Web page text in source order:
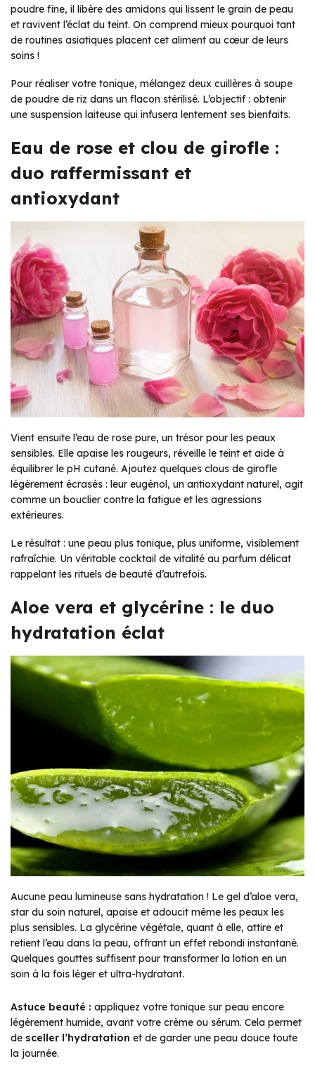
poudre fine, il libère des amidons qui lissent le grain de peau
et ravivent l’éclat du teint. On comprend mieux pourquoi tant
de routines asiatiques placent cet aliment au cœur de leurs
soins !
Pour réaliser votre tonique, mélangez deux cuillères à soupe
de poudre de riz dans un flacon stérilisé. L’objectif : obtenir
une suspension laiteuse qui infusera lentement ses bienfaits.
Eau de rose et clou de girofle :
duo raffermissant et
antioxydant
Vient ensuite l’eau de rose pure, un trésor pour les peaux
sensibles. Elle apaise les rougeurs, réveille le teint et aide à
équilibrer le pH cutané. Ajoutez quelques clous de girofle
légèrement écrasés : leur eugénol, un antioxydant naturel, agit
comme un bouclier contre la fatigue et les agressions
extérieures.
Le résultat : une peau plus tonique, plus uniforme, visiblement
rafraîchie. Un véritable cocktail de vitalité au parfum délicat
rappelant les rituels de beauté d’autrefois.
Aloe vera et glycérine : le duo
hydratation éclat
Aucune peau lumineuse sans hydratation ! Le gel d’aloe vera,
star du soin naturel, apaise et adoucit même les peaux les
plus sensibles. La glycérine végétale, quant à elle, attire et
retient l’eau dans la peau, offrant un effet rebondi instantané.
Quelques gouttes suffisent pour transformer la lotion en un
soin à la fois léger et ultra-hydratant.
Astuce beauté : appliquez votre tonique sur peau encore
légèrement humide, avant votre crème ou sérum. Cela permet
de sceller l’hydratation et de garder une peau douce toute
la journée.